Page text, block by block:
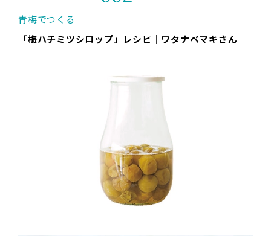
青梅でつくる
「梅ハチミツシロップ」レシピ｜ワタナベマキさん